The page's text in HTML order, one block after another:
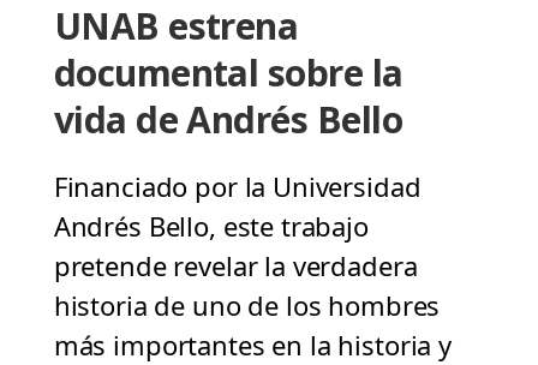
UNAB estrena
documental sobre la
vida de Andrés Bello
Financiado por la Universidad
Andrés Bello, este trabajo
pretende revelar la verdadera
historia de uno de los hombres
más importantes en la historia y